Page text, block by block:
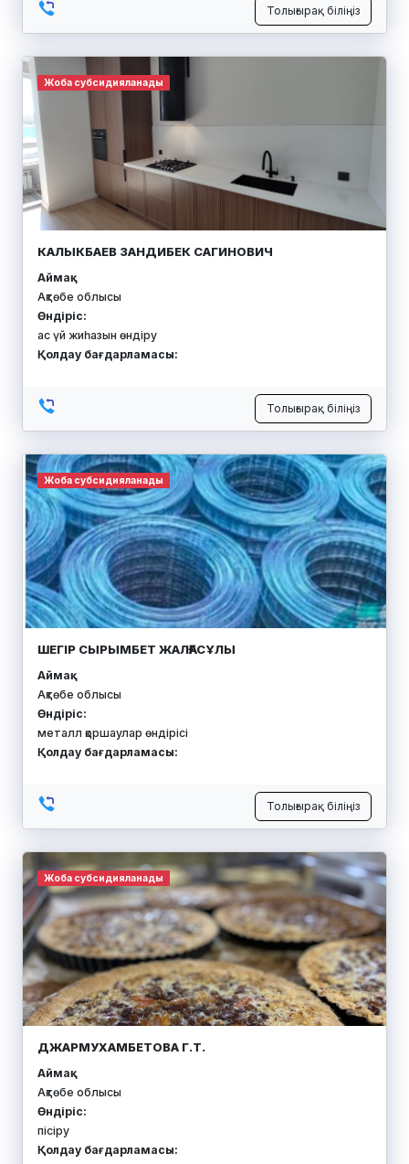
Толығырақ біліңіз
Жоба субсидияланады
КАЛЫКБАЕВ ЗАНДИБЕК САГИНОВИЧ
Аймақ:
Ақтөбе облысы
Өндіріс:
ас үй жиһазын өндіру
Қолдау бағдарламасы:
Толығырақ біліңіз
Жоба субсидияланады
ШЕГІР СЫРЫМБЕТ ЖАЛҒАСҰЛЫ
Аймақ:
Ақтөбе облысы
Өндіріс:
металл қоршаулар өндірісі
Қолдау бағдарламасы:
Толығырақ біліңіз
Жоба субсидияланады
ДЖАРМУХАМБЕТОВА Г.Т.
Аймақ:
Ақтөбе облысы
Өндіріс:
пісіру
Қолдау бағдарламасы: